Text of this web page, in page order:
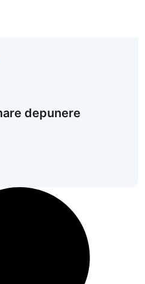
depunere